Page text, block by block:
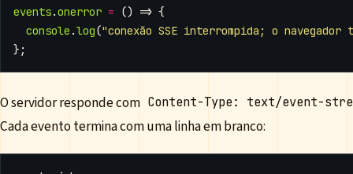
events.onerror = () => {
console .log("conexão SSE interrompida; o
};
O servidor responde com Content-Type: text/event-
Cada evento termina com uma linha em branco: